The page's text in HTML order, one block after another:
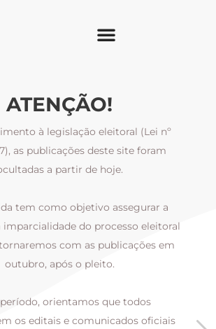
ATENÇÃO!
à legislação eleitoral (Lei nº
as publicações deste site foram
a partir de hoje.
tem como objetivo assegurar a
imparcialidade do processo eleitoral
com as publicações em
outubro, após o pleito.
período, orientamos que todos
os editais e comunicados oficiais